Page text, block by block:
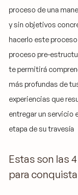
proceso de una
y sin objetivos
hacerlo este
proceso pre-
te permitirá
más profundas de
experiencias que
entregar un servicio
etapa de su travesía
Estas son las
para